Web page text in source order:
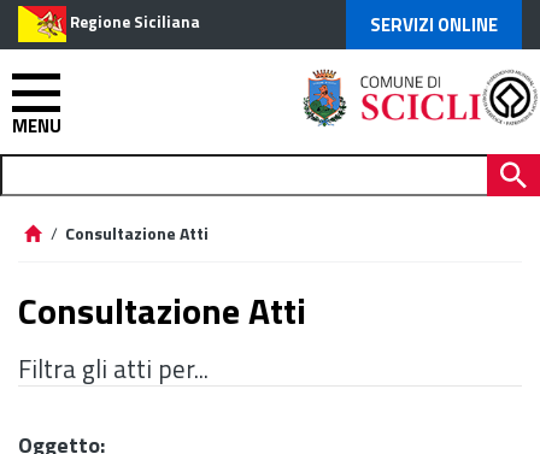
Regione Siciliana SERVIZI ONLINE
MENU
/ Consultazione Atti
Consultazione Atti
Filtra gli atti per...
Oggetto: